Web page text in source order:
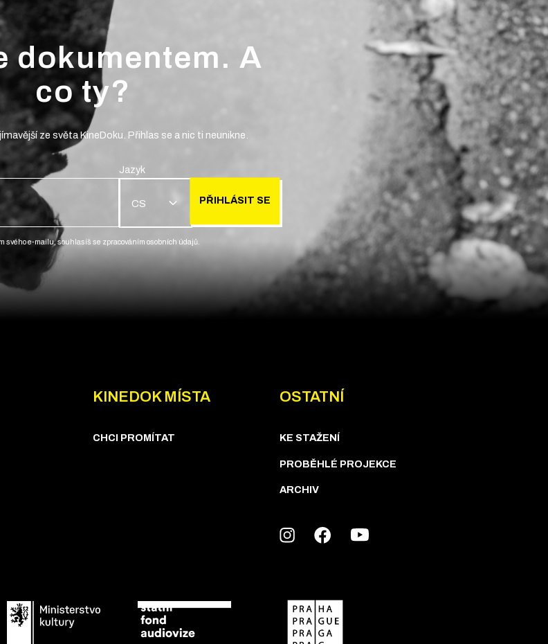
dokumentem. A
co ty?
ze světa KineDoku. Přihlas se a nic ti neunikne.
Jazyk
CS PŘIHLÁSIT SE
svého e-mailu, souhlasíš se zpracováním osobních údajů.
KINEDOK MÍSTA
CHCI PROMÍTAT
OSTATNÍ
KE STAŽENÍ
PROBĚHLÉ PROJEKCE
ARCHIV